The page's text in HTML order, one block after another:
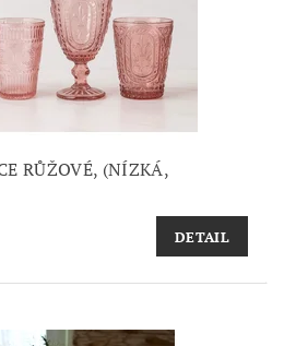
RŮŽOVÉ, (NÍZKÁ,
DETAIL